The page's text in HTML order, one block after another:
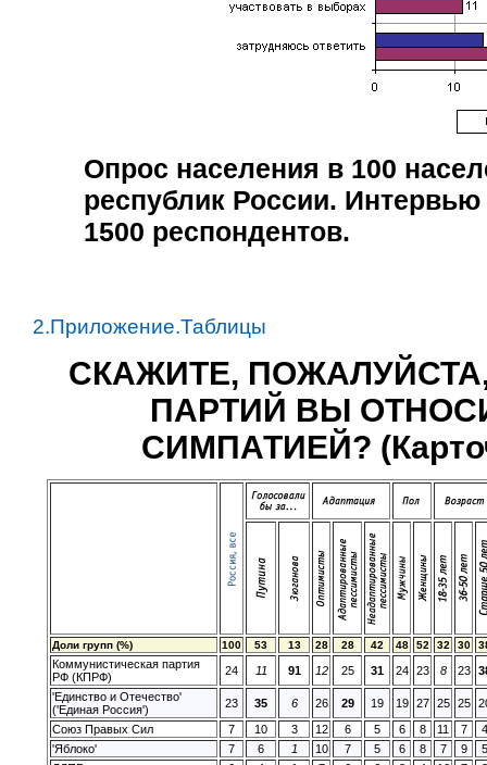
Опрос населения в 100
республик России.
1500 респондентов.
2.Приложение.Таблицы
СКАЖИТЕ,
ПАРТИЙ ВЫ
СИМПАТИЕЙ?
Доли групп (%) 100 53 13 28 28 42 48 52 32 30
Коммунистическая партия
РФ (КПРФ)
24 11 91 12 25 31 24 23 8 23
'Единство и Отечество'
('Единая Россия')
23 35 6 26 29 19 19 27 25 25
Союз Правых Сил
7 10 3 12 6 5 6 8 11 7
4
'Яблоко'
7 6 1 10 7 5 6 8 7 9
5